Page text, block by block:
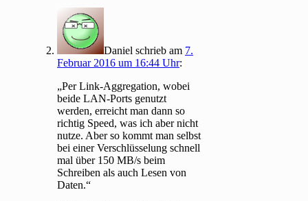
Daniel schrieb am 7.
Februar 2016 um 16:44 Uhr:
„Per Link-Aggregation, wobei
beide LAN-Ports genutzt
werden, erreicht man dann so
richtig Speed, was ich aber nicht
nutze. Aber so kommt man selbst
bei einer Verschlüsselung schnell
mal über 150 MB/s beim
Schreiben als auch Lesen von
Daten.“